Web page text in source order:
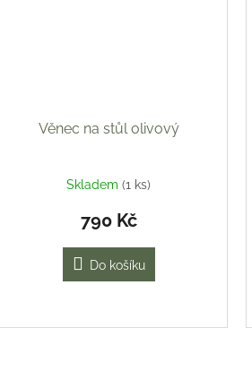
Věnec na stůl olivový
Skladem(1 ks)
790 Kč
Do košíku